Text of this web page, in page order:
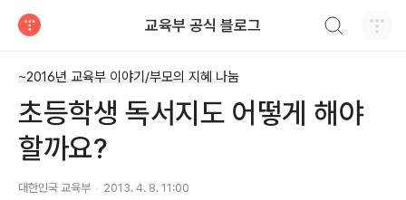
교육부 공식 블로그
~2016년 교육부 이야기/부모의 지혜 나눔
초등학생 독서지도 어떻게 해야
할까요?
대한민국 교육부 2013. 4. 8. 11:00